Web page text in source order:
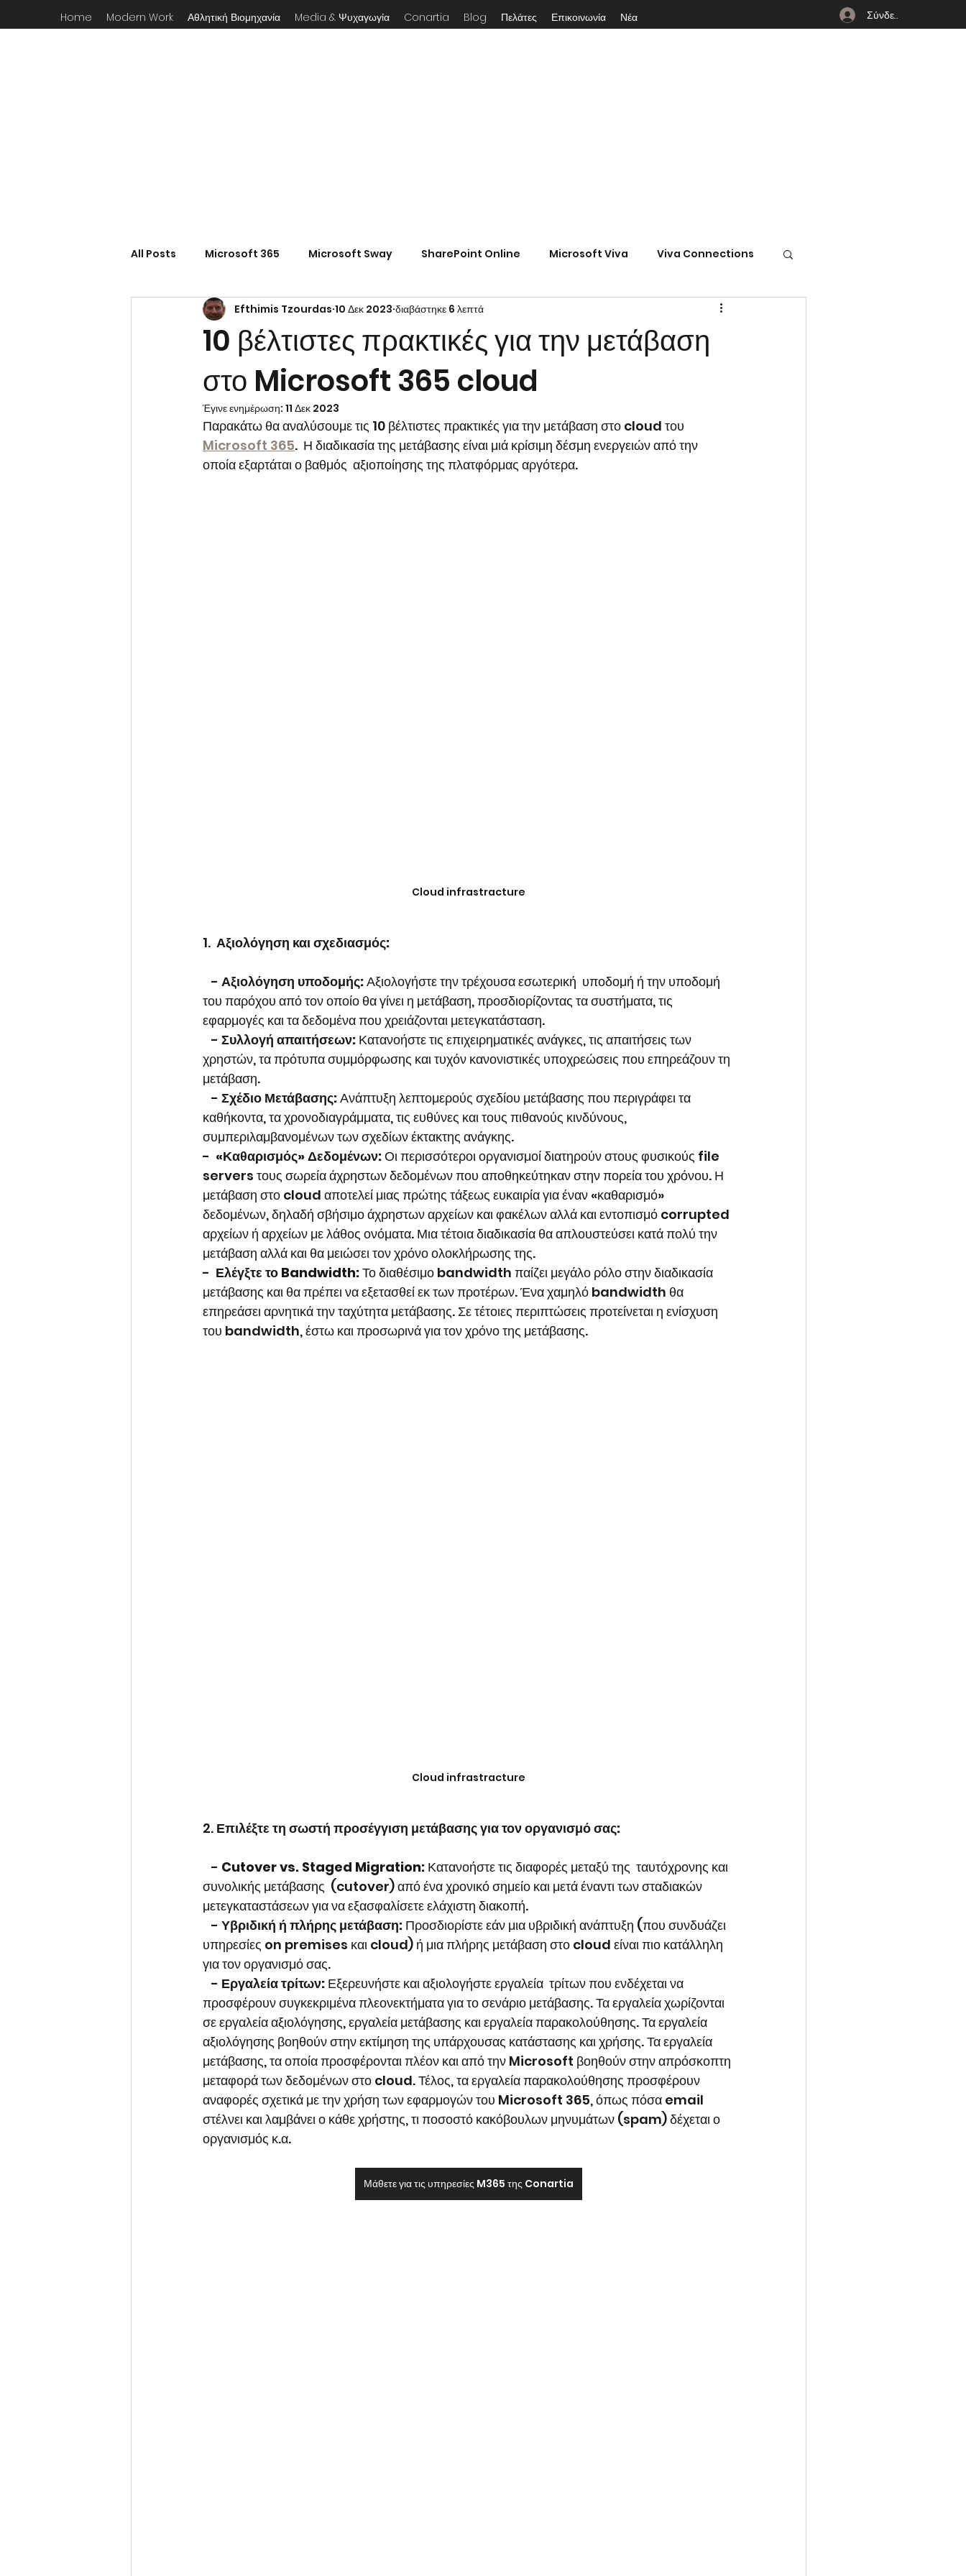
Home Modern Work Αθλητική Βιομηχανία Media & Ψυχαγωγία Conartia Blog Πελάτες Επικοινωνία Νέα Σύνδεση
All Posts Microsoft 365 Microsoft Sway SharePoint Online Microsoft Viva Viva Connections
Intranets Microsoft Planner Microsoft Outlook Business Central ERP
Dynamics 365 Sales Microsoft 365 Copilot Ψηφιακός Μετασχηματισμός
10 βέλτιστες πρακτικές για την μετάβαση
στο Microsoft 365 cloud
Efthimis Tzourdas 10 Δεκ 2023 διαβάστηκε 6 λεπτά
Έγινε ενημέρωση: 11 Δεκ 2023
Παρακάτω θα αναλύσουμε τις 10 βέλτιστες πρακτικές για την μετάβαση στο cloud του
Microsoft 365.  Η διαδικασία της μετάβασης είναι μιά κρίσιμη δέσμη ενεργειών από την
οποία εξαρτάται ο βαθμός  αξιοποίησης της πλατφόρμας αργότερα.
Cloud infrastracture
1. Αξιολόγηση και σχεδιασμός:
- Αξιολόγηση υποδομής: Αξιολογήστε την τρέχουσα εσωτερική  υποδομή ή την υποδομή
του παρόχου από τον οποίο θα γίνει η μετάβαση, προσδιορίζοντας τα συστήματα, τις
εφαρμογές και τα δεδομένα που χρειάζονται μετεγκατάσταση.
- Συλλογή απαιτήσεων: Κατανοήστε τις επιχειρηματικές ανάγκες, τις απαιτήσεις των
χρηστών, τα πρότυπα συμμόρφωσης και τυχόν κανονιστικές υποχρεώσεις που επηρεάζουν τη
μετάβαση.
- Σχέδιο Μετάβασης: Ανάπτυξη λεπτομερούς σχεδίου μετάβασης που περιγράφει τα
καθήκοντα, τα χρονοδιαγράμματα, τις ευθύνες και τους πιθανούς κινδύνους,
συμπεριλαμβανομένων των σχεδίων έκτακτης ανάγκης.
- «Καθαρισμός» Δεδομένων: Οι περισσότεροι οργανισμοί διατηρούν στους φυσικούς file
servers τους σωρεία άχρηστων δεδομένων που αποθηκεύτηκαν στην πορεία του χρόνου. Η
μετάβαση στο cloud αποτελεί μιας πρώτης τάξεως ευκαιρία για έναν «καθαρισμό»
δεδομένων, δηλαδή σβήσιμο άχρηστων αρχείων και φακέλων αλλά και εντοπισμό corrupted
αρχείων ή αρχείων με λάθος ονόματα. Μια τέτοια διαδικασία θα απλουστεύσει κατά πολύ την
μετάβαση αλλά και θα μειώσει τον χρόνο ολοκλήρωσης της.
- Ελέγξτε το Bandwidth: Το διαθέσιμο bandwidth παίζει μεγάλο ρόλο στην διαδικασία
μετάβασης και θα πρέπει να εξετασθεί εκ των προτέρων. Ένα χαμηλό bandwidth θα
επηρεάσει αρνητικά την ταχύτητα μετάβασης. Σε τέτοιες περιπτώσεις προτείνεται η ενίσχυση
του bandwidth, έστω και προσωρινά για τον χρόνο της μετάβασης.
Cloud infrastracture
2. Επιλέξτε τη σωστή προσέγγιση μετάβασης για τον οργανισμό σας:
- Cutover vs. Staged Migration: Κατανοήστε τις διαφορές μεταξύ της  ταυτόχρονης και
συνολικής μετάβασης  (cutover) από ένα χρονικό σημείο και μετά έναντι των σταδιακών
μετεγκαταστάσεων για να εξασφαλίσετε ελάχιστη διακοπή.
- Υβριδική ή πλήρης μετάβαση: Προσδιορίστε εάν μια υβριδική ανάπτυξη (που συνδυάζει
υπηρεσίες on premises και cloud) ή μια πλήρης μετάβαση στο cloud είναι πιο κατάλληλη
για τον οργανισμό σας.
- Εργαλεία τρίτων: Εξερευνήστε και αξιολογήστε εργαλεία  τρίτων που ενδέχεται να
προσφέρουν συγκεκριμένα πλεονεκτήματα για το σενάριο μετάβασης. Τα εργαλεία χωρίζονται
σε εργαλεία αξιολόγησης, εργαλεία μετάβασης και εργαλεία παρακολούθησης. Τα εργαλεία
αξιολόγησης βοηθούν στην εκτίμηση της υπάρχουσας κατάστασης και χρήσης. Τα εργαλεία
μετάβασης, τα οποία προσφέρονται πλέον και από την Microsoft βοηθούν στην απρόσκοπτη
μεταφορά των δεδομένων στο cloud. Τέλος, τα εργαλεία παρακολούθησης προσφέρουν
αναφορές σχετικά με την χρήση των εφαρμογών του Microsoft 365, όπως πόσα email
στέλνει και λαμβάνει ο κάθε χρήστης, τι ποσοστό κακόβουλων μηνυμάτων (spam) δέχεται ο
οργανισμός κ.α.
Μάθετε για τις υπηρεσίες M365 της Conartia